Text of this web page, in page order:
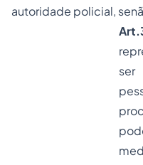
autoridade policial,